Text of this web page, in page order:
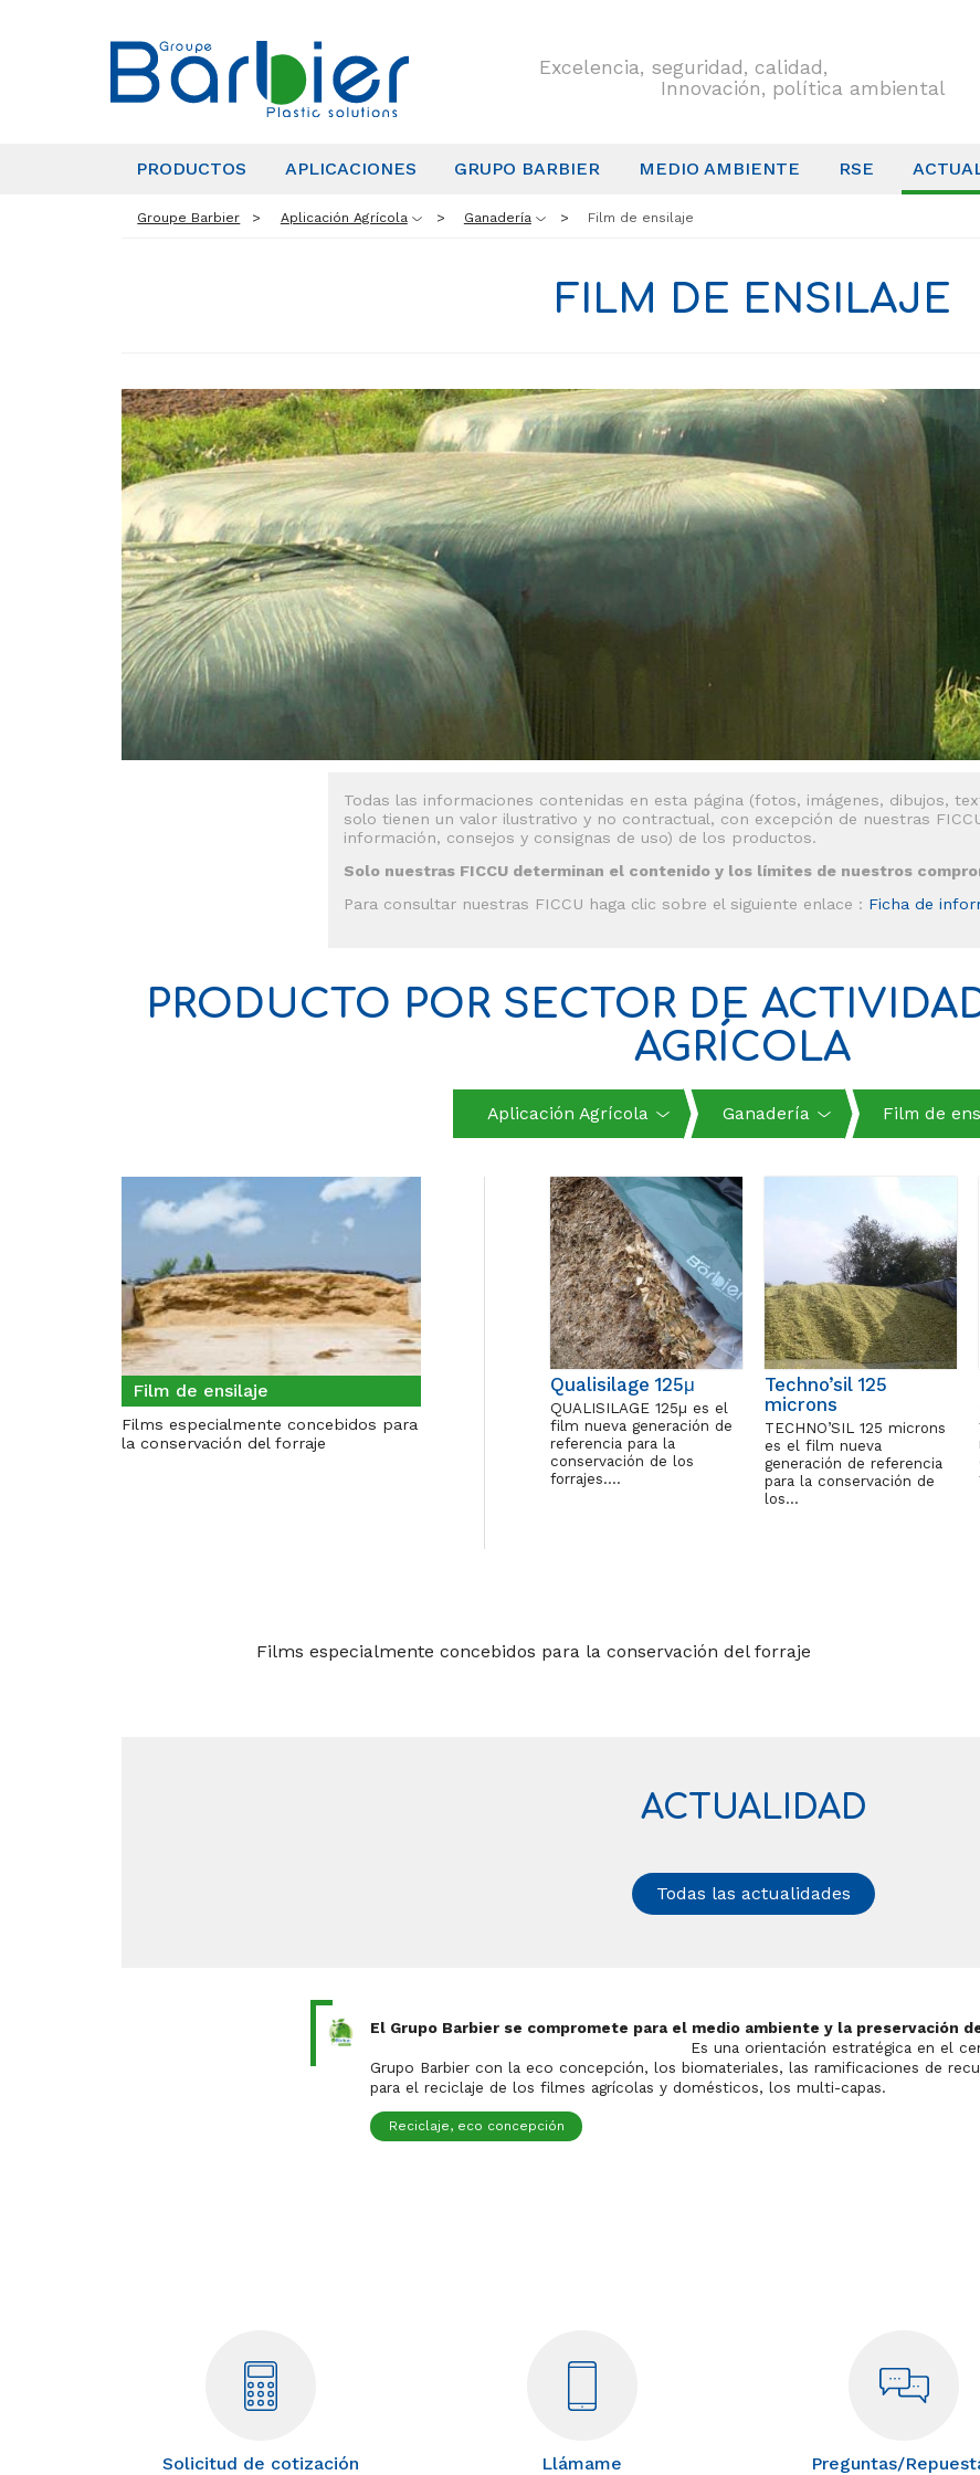
Excelencia, seguridad, calidad,
Innovación, política ambiental
PRODUCTOS APLICACIONES GRUPO BARBIER MEDIO AMBIENTE RSE
Groupe Barbier Aplicación Agrícola Ganadería Film de ensilaje
FILM DE ENSILAJE
Todas las informaciones contenidas en esta página (fotos, imágenes, dibujos,
solo tienen un valor ilustrativo y no contractual, con excepción de nuestras
información, consejos y consignas de uso) de los productos.
Solo nuestras FICCU determinan el contenido y los límites de nuestros
Para consultar nuestras FICCU haga clic sobre el siguiente enlace : Ficha de
PRODUCTO POR SECTOR DE
AGRÍCOLA
Aplicación Agrícola Ganadería Film de
Film de ensilaje
Films especialmente concebidos para
la conservación del forraje
Qualisilage 125μ
QUALISILAGE 125µ es el
film nueva generación de
referencia para la
conservación de los
forrajes….
Techno’sil 125
microns
TECHNO’SIL 125 microns
es el film nueva
generación de referencia
para la conservación de
los…
Films especialmente concebidos para la conservación del forraje
ACTUALIDAD
Todas las actualidades
El Grupo Barbier se compromete para el medio ambiente y la preservación
Es una orientación estratégica en el centro del
Grupo Barbier con la eco concepción, los biomateriales, las ramificaciones de
para el reciclaje de los filmes agrícolas y domésticos, los multi-capas.
Reciclaje, eco concepción
Solicitud de cotización Llámame Preguntas/